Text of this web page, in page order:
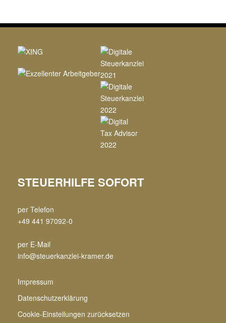
STEUERHILFE SOFORT
per Telefon
+49 441 97092-0
per E-Mail
info@steuerkanzlei-kramer.de
Impressum
Datenschutzerklärung
Cookie-Einstellungen zurücksetzen